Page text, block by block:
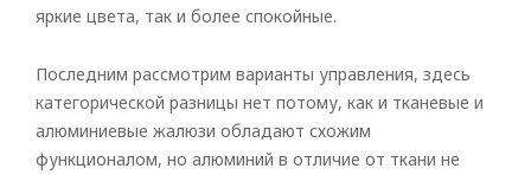
яркие цвета, так и более спокойные.
Последним рассмотрим варианты управления, здесь
категорической разницы нет потому, как и тканевые и
алюминиевые жалюзи обладают схожим
функционалом, но алюминий в отличие от ткани не